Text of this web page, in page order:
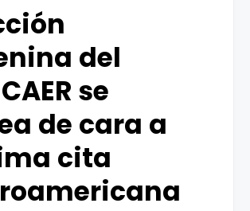
del
se
de cara a
cita